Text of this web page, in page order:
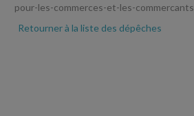
pour-les-commerces-et-les-commercants
Retourner à la liste des dépêches